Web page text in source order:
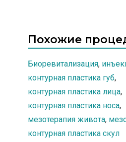
Похожие
Биоревитализация,
контурная пластика губ,
контурная пластика лица,
контурная пластика носа,
мезотерапия живота,
контурная пластика скул